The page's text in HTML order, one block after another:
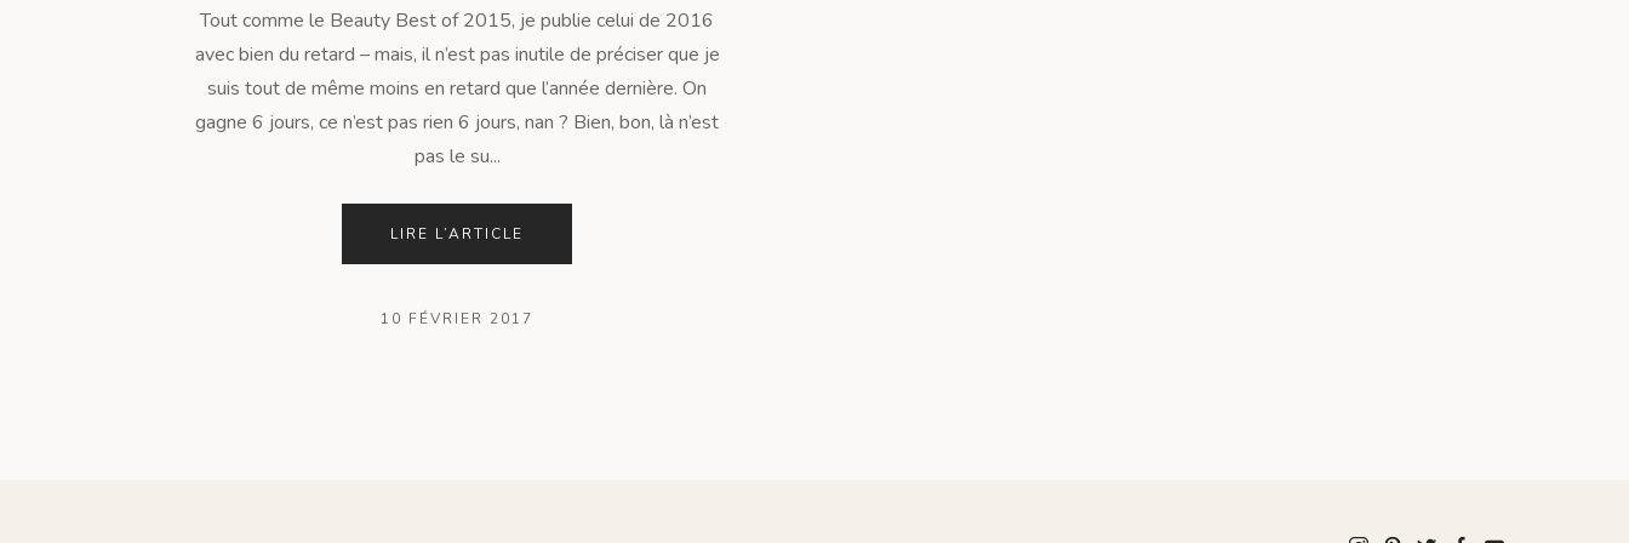
Tout comme le Beauty Best of 2015, je publie celui de 2016
avec bien du retard – mais, il n’est pas inutile de préciser que je
suis tout de même moins en retard que l’année dernière. On
gagne 6 jours, ce n’est pas rien 6 jours, nan ? Bien, bon, là n’est
pas le su...
LIRE L’ARTICLE
10 FÉVRIER 2017